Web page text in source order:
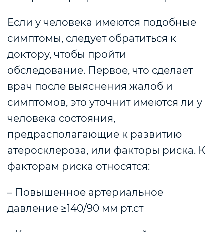
Если у человека имеются подобные
симптомы, следует обратиться к
доктору, чтобы пройти
обследование. Первое, что сделает
врач после выяснения жалоб и
симптомов, это уточнит имеются ли у
человека состояния,
предрасполагающие к развитию
атеросклероза, или факторы риска. К
факторам риска относятся:
– Повышенное артериальное
давление ≥140/90 мм рт.ст